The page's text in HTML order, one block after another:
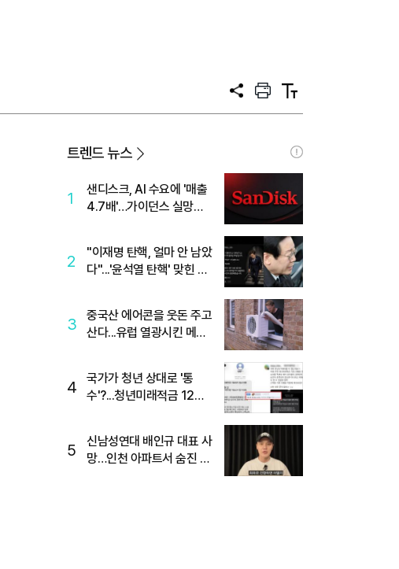
공
프
트
텍
트
트렌드 뉴스
1
샌디스크, AI 수요에 '매출
4.7배'…가이던스 실망에
2
"이재명 탄핵, 얼마 안 남았
다"...'윤석열 탄핵' 맞힌 무
3
중국산 에어콘을 웃돈 주고
산다...유럽 열광시킨 메이
4
국가가 청년 상대로 '통
수'?...청년미래적금 12%
5
신남성연대 배인규 대표 사
망…인천 아파트서 숨진 채